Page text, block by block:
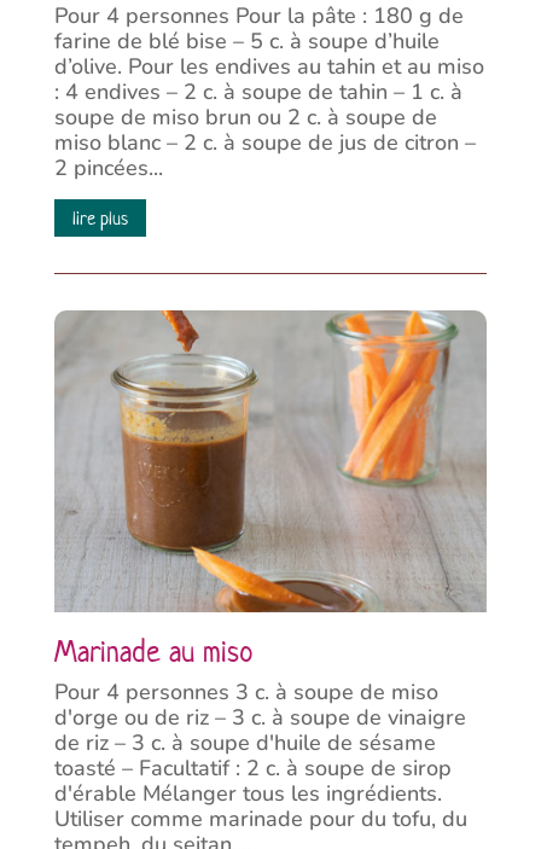
Pour 4 personnes Pour la pâte : 180 g de
farine de blé bise – 5 c. à soupe d’huile
d’olive. Pour les endives au tahin et au miso
: 4 endives – 2 c. à soupe de tahin – 1 c. à
soupe de miso brun ou 2 c. à soupe de
miso blanc – 2 c. à soupe de jus de citron –
2 pincées...
lire plus
Marinade au miso
Pour 4 personnes 3 c. à soupe de miso
d'orge ou de riz – 3 c. à soupe de vinaigre
de riz – 3 c. à soupe d'huile de sésame
toasté – Facultatif : 2 c. à soupe de sirop
d'érable Mélanger tous les ingrédients.
Utiliser comme marinade pour du tofu, du